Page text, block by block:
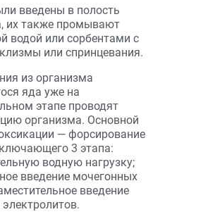
введены в полость
их также промывают
водой или сорбентами с
или спринцевания.
из организма
яда уже на
этапе проводят
организма. Основной
— форсирование
3 этапа:
водную нагрузку;
введение мочегонных
введение